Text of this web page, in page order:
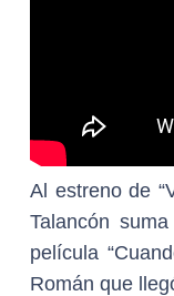
Al estreno de
Talancón
película
Román que